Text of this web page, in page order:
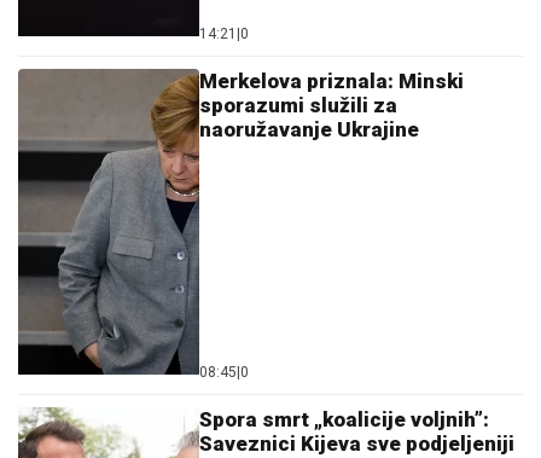
14:21 0
Merkelova priznala: Minski
sporazumi služili za
naoružavanje Ukrajine
08:45 0
Spora smrt „koalicije voljnih”:
Saveznici Kijeva sve podjeljeniji